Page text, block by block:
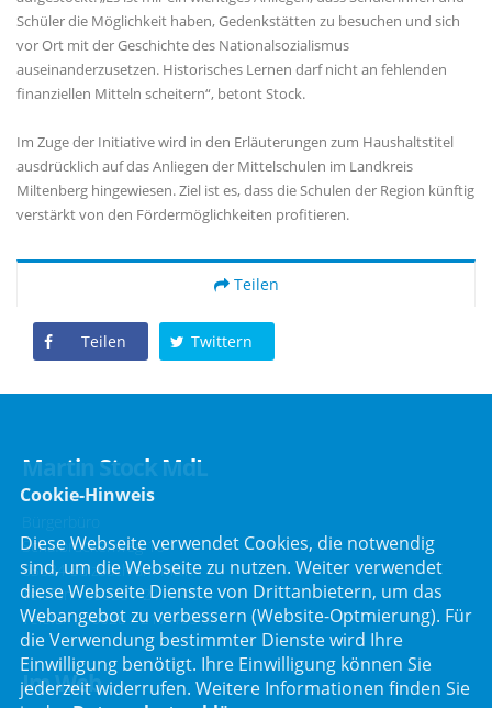
Schüler die Möglichkeit haben, Gedenkstätten zu besuchen und sich
vor Ort mit der Geschichte des Nationalsozialismus
auseinanderzusetzen. Historisches Lernen darf nicht an fehlenden
finanziellen Mitteln scheitern“, betont Stock.
Im Zuge der Initiative wird in den Erläuterungen zum Haushaltstitel
ausdrücklich auf das Anliegen der Mittelschulen im Landkreis
Miltenberg hingewiesen. Ziel ist es, dass die Schulen der Region künftig
verstärkt von den Fördermöglichkeiten profitieren.
Teilen
Teilen Twittern
Martin Stock MdL
Bürgerbüro
Schafbrückenweg 10
63834 Sulzbach am Main
Telefon :06028 / 217 496 0
Telefax : 06028 / 217 496 9
Im Web
Cookie-Hinweis
Diese Webseite verwendet Cookies, die notwendig
sind, um die Webseite zu nutzen. Weiter verwendet
diese Webseite Dienste von Drittanbietern, um das
Webangebot zu verbessern (Website-Optmierung). Für
die Verwendung bestimmter Dienste wird Ihre
Einwilligung benötigt. Ihre Einwilligung können Sie
jederzeit widerrufen. Weitere Informationen finden Sie